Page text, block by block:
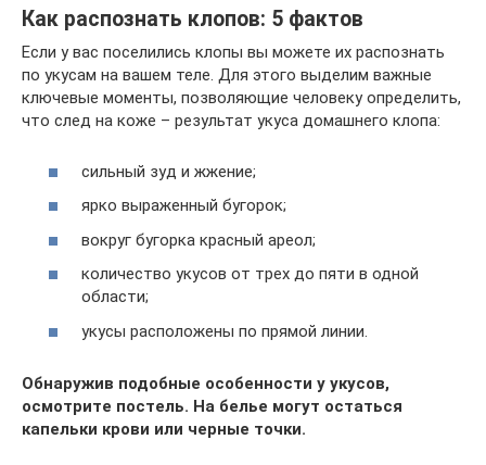
Как распознать клопов: 5 фактов
Если у вас поселились клопы вы можете их распознать
по укусам на вашем теле. Для этого выделим важные
ключевые моменты, позволяющие человеку определить,
что след на коже – результат укуса домашнего клопа:
сильный зуд и жжение;
ярко выраженный бугорок;
вокруг бугорка красный ареол;
количество укусов от трех до пяти в одной
области;
укусы расположены по прямой линии.
Обнаружив подобные особенности у укусов,
осмотрите постель. На белье могут остаться
капельки крови или черные точки.